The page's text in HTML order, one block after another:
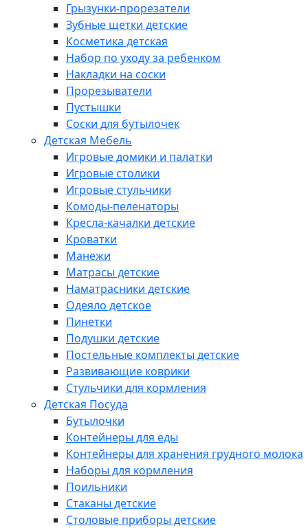
Грызунки-прорезатели
Зубные щетки детские
Косметика детская
Набор по уходу за ребенком
Накладки на соски
Прорезыватели
Пустышки
Соски для бутылочек
Детская Мебель
Игровые домики и палатки
Игровые столики
Игровые стульчики
Комоды-пеленаторы
Кресла-качалки детские
Кроватки
Манежи
Матрасы детские
Наматрасники детские
Одеяло детское
Пинетки
Подушки детские
Постельные комплекты детские
Развивающие коврики
Стульчики для кормления
Детская Посуда
Бутылочки
Контейнеры для еды
Контейнеры для хранения грудного молока
Наборы для кормления
Поильники
Стаканы детские
Столовые приборы детские